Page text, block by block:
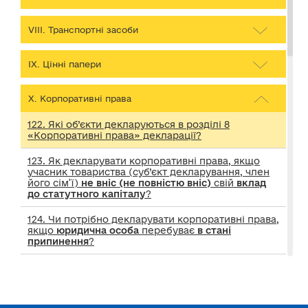
VІІІ. Транспортні засоби
ІХ. Цінні папери
Х. Корпоративні права
122. Які об’єкти декларуються в розділі 8
«Корпоративні права» декларації?
123. Як декларувати корпоративні права, якщо
учасник товариства (суб’єкт декларування, член
його сім’ї) не вніс (не повністю вніс) свій вклад
до статутного капіталу?
124. Чи потрібно декларувати корпоративні права,
якщо юридична особа перебуває в стані
припинення?